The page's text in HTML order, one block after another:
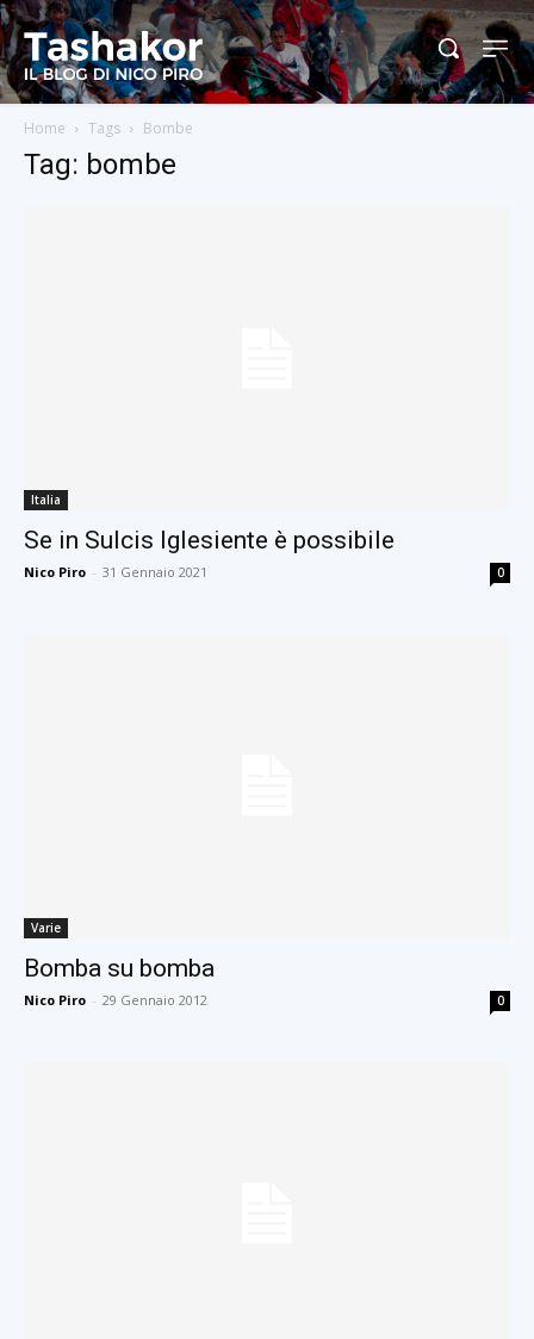
Home Tags Bombe
Tag: bombe
Italia
Se in Sulcis Iglesiente è possibile
Nico Piro - 31 Gennaio 2021 0
Varie
Bomba su bomba
Nico Piro - 29 Gennaio 2012 0